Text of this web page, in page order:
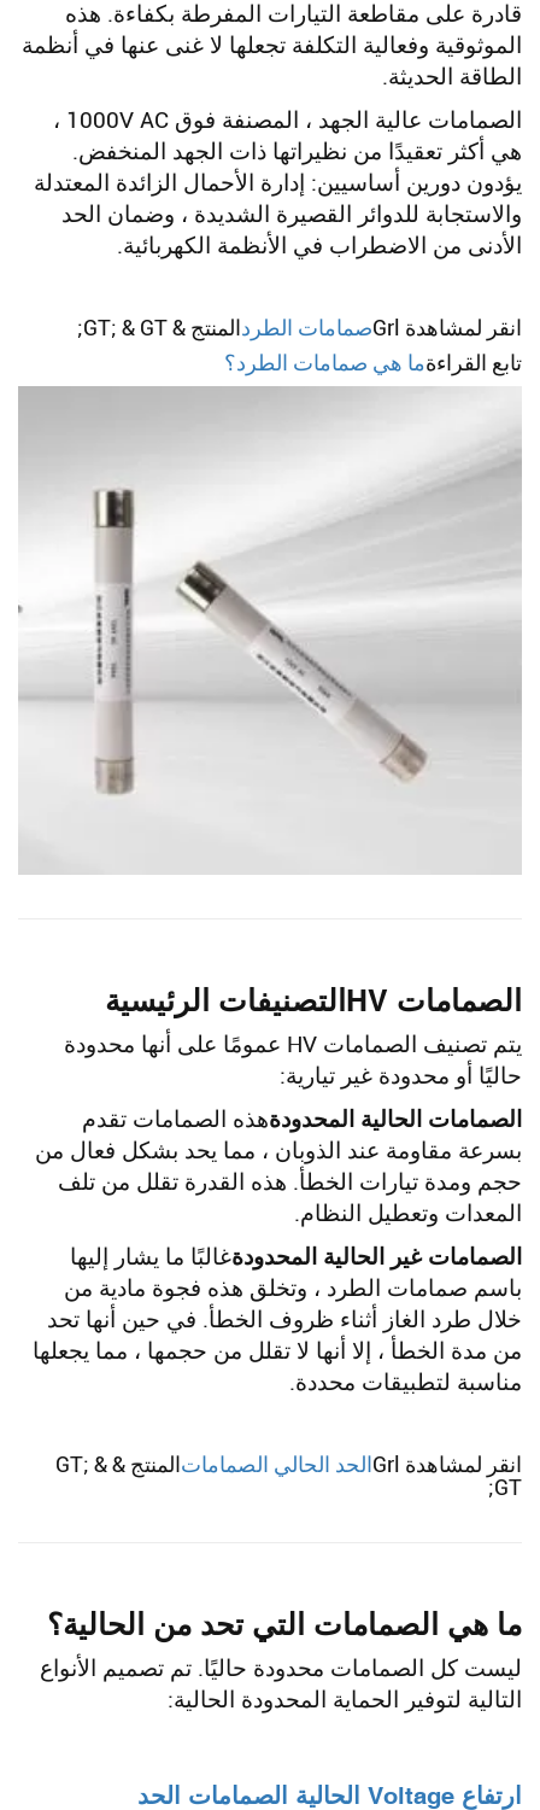
قادرة على مقاطعة التيارات المفرطة بكفاءة. هذه
الموثوقية وفعالية التكلفة تجعلها لا غنى عنها في أنظمة
الطاقة الحديثة.
الصمامات عالية الجهد ، المصنفة فوق 1000V AC ،
هي أكثر تعقيدًا من نظيراتها ذات الجهد المنخفض.
يؤدون دورين أساسيين: إدارة الأحمال الزائدة المعتدلة
والاستجابة للدوائر القصيرة الشديدة ، وضمان الحد
الأدنى من الاضطراب في الأنظمة الكهربائية.
انقر لمشاهدة Grl صمامات الطردالمنتج & GT; & GT;
تابع القراءةما هي صمامات الطرد؟
الصمامات HV التصنيفات الرئيسية
يتم تصنيف الصمامات HV عمومًا على أنها محدودة
حاليًا أو محدودة غير تيارية:
الصمامات الحالية المحدودةهذه الصمامات تقدم
بسرعة مقاومة عند الذوبان ، مما يحد بشكل فعال من
حجم ومدة تيارات الخطأ. هذه القدرة تقلل من تلف
المعدات وتعطيل النظام.
الصمامات غير الحالية المحدودةغالبًا ما يشار إليها
باسم صمامات الطرد ، وتخلق هذه فجوة مادية من
خلال طرد الغاز أثناء ظروف الخطأ. في حين أنها تحد
من مدة الخطأ ، إلا أنها لا تقلل من حجمها ، مما يجعلها
مناسبة لتطبيقات محددة.
انقر لمشاهدة Grl الحد الحالي الصمامات
المنتج & GT; &
GT;
ما هي الصمامات التي تحد من الحالية؟
ليست كل الصمامات محدودة حاليًا. تم تصميم الأنواع
التالية لتوفير الحماية المحدودة الحالية:
ارتفاع Voltage الحالية الصمامات الحد